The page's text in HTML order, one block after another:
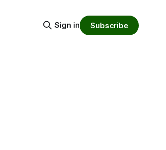
Sign in Subscribe